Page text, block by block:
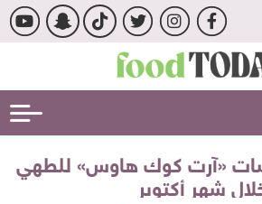
«آرت كوك هاوس» للطهي
شهر أكتوبر